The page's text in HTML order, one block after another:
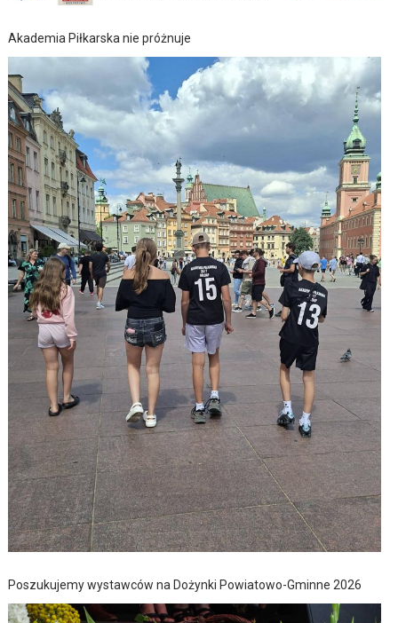
Akademia Piłkarska nie próżnuje
Poszukujemy wystawców na Dożynki Powiatowo-Gminne 2026